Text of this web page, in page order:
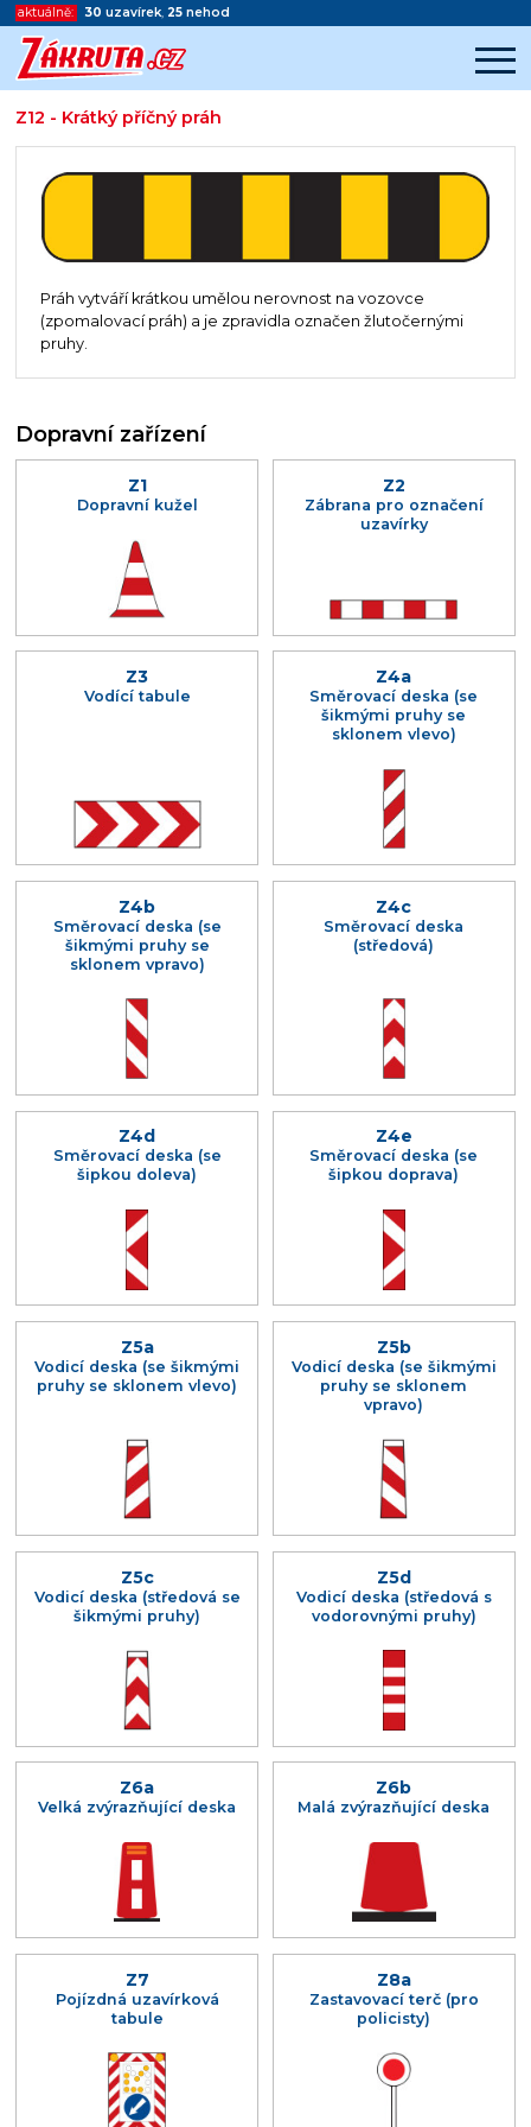
aktuálně: 30 uzavírek, 25 nehod
Z12 - Krátký příčný práh
Začátek reklamy
Práh vytváří krátkou umělou nerovnost na vozovce
(zpomalovací práh) a je zpravidla označen žlutočernými
pruhy.
Dopravní zařízení
Z1
Dopravní kužel
Z2
Zábrana pro označení
uzavírky
Z3
Vodící tabule
Z4a
Směrovací deska (se
šikmými pruhy se
sklonem vlevo)
Z4b
Směrovací deska (se
šikmými pruhy se
sklonem vpravo)
Z4c
Směrovací deska
(středová)
Z4d
Směrovací deska (se
šipkou doleva)
Z4e
Směrovací deska (se
šipkou doprava)
Z5a
Vodicí deska (se šikmými
pruhy se sklonem vlevo)
Z5b
Vodicí deska (se šikmými
pruhy se sklonem
vpravo)
Z5c
Vodicí deska (středová se
šikmými pruhy)
Z5d
Vodicí deska (středová s
vodorovnými pruhy)
Z6a
Velká zvýrazňující deska
Z6b
Malá zvýrazňující deska
Z7
Pojízdná uzavírková
tabule
Z8a
Zastavovací terč (pro
policisty)